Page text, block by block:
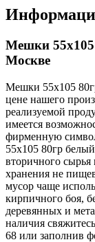
Мешки 55х105
Москве
Мешки 55х105
цене нашего
реализуемой
имеется
фирменную
55х105 80гр
вторичного сырья
хранения не
мусор чаще
кирпичного боя,
деревянных и
наличия
68 или заполнив